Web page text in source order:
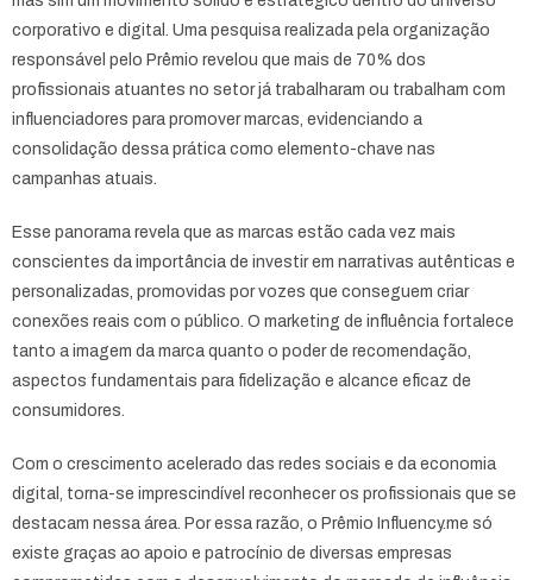
corporativo e digital. Uma pesquisa realizada pela organização
responsável pelo Prêmio revelou que mais de 70% dos
profissionais atuantes no setor já trabalharam ou trabalham com
influenciadores para promover marcas, evidenciando a
consolidação dessa prática como elemento-chave nas
campanhas atuais.
Esse panorama revela que as marcas estão cada vez mais
conscientes da importância de investir em narrativas autênticas e
personalizadas, promovidas por vozes que conseguem criar
conexões reais com o público. O marketing de influência fortalece
tanto a imagem da marca quanto o poder de recomendação,
aspectos fundamentais para fidelização e alcance eficaz de
consumidores.
Com o crescimento acelerado das redes sociais e da economia
digital, torna-se imprescindível reconhecer os profissionais que se
destacam nessa área. Por essa razão, o Prêmio Influency.me só
existe graças ao apoio e patrocínio de diversas empresas